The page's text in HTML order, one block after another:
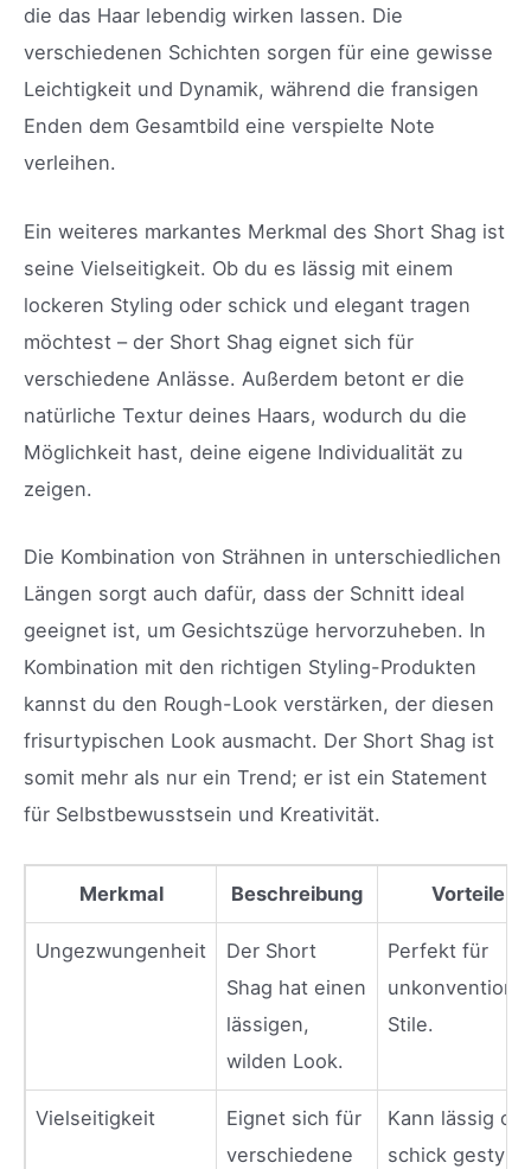
die das Haar lebendig wirken lassen. Die
verschiedenen Schichten sorgen für eine gewisse
Leichtigkeit und Dynamik, während die fransigen
Enden dem Gesamtbild eine verspielte Note
verleihen.
Ein weiteres markantes Merkmal des Short Shag ist
seine Vielseitigkeit. Ob du es lässig mit einem
lockeren Styling oder schick und elegant tragen
möchtest – der Short Shag eignet sich für
verschiedene Anlässe. Außerdem betont er die
natürliche Textur deines Haars, wodurch du die
Möglichkeit hast, deine eigene Individualität zu
zeigen.
Die Kombination von Strähnen in unterschiedlichen
Längen sorgt auch dafür, dass der Schnitt ideal
geeignet ist, um Gesichtszüge hervorzuheben. In
Kombination mit den richtigen Styling-Produkten
kannst du den Rough-Look verstärken, der diesen
frisurtypischen Look ausmacht. Der Short Shag ist
somit mehr als nur ein Trend; er ist ein Statement
für Selbstbewusstsein und Kreativität.
Merkmal Beschreibung Vorteile
Ungezwungenheit
Der Short
Shag hat einen
lässigen,
wilden Look.
Perfekt für
Stile.
Vielseitigkeit
Eignet sich für
verschiedene
Kann lässig
schick gestylt